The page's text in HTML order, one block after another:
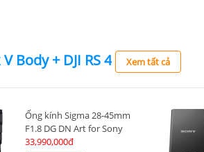
Body + DJI RS 4 Xem tất cả
Ống kính Sigma 28-45mm
F1.8 DG DN Art for Sony
33,990,000đ